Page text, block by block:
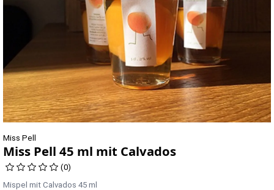
Miss Pell
Miss Pell 45 ml mit Calvados
(0)
Mispel mit Calvados 45 ml